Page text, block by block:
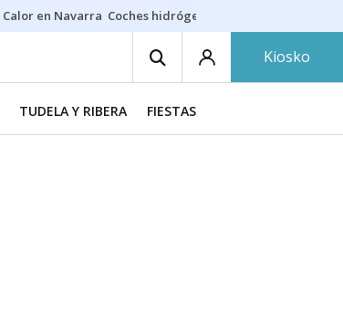
Calor en Navarra Coches hidrógeno
Kiosko
TUDELA Y RIBERA FIESTAS